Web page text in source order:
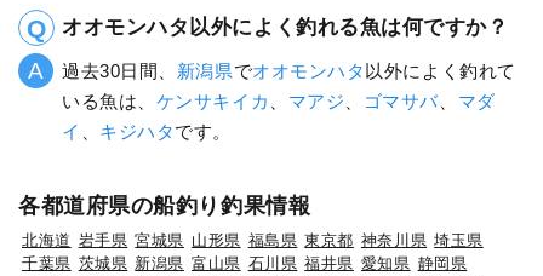
オオモンハタ以外によく釣れる魚は何ですか？
過去30日間、 新潟県でオオモンハタ 以外によく釣れて
いる魚は、 ケンサキイカ マアジ ゴマサバ
マダ
イ
キジハタです。
各都道府県の船釣り釣果情報
北海道 岩手県 宮城県 山形県 福島県 東京都 神奈川県 埼玉県
千葉県 茨城県 新潟県 富山県 石川県 福井県 愛知県 静岡県